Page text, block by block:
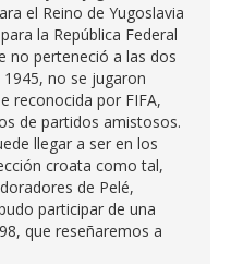
el Reino de Yugoslavia
la República Federal
no perteneció a las dos
1945, no se jugaron
reconocida por FIFA,
de partidos amistosos.
llegar a ser en los
croata como tal,
de Pelé,
participar de una
que reseñaremos a